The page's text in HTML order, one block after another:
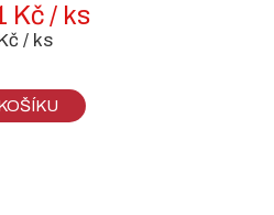
Kč / ks
/ ks